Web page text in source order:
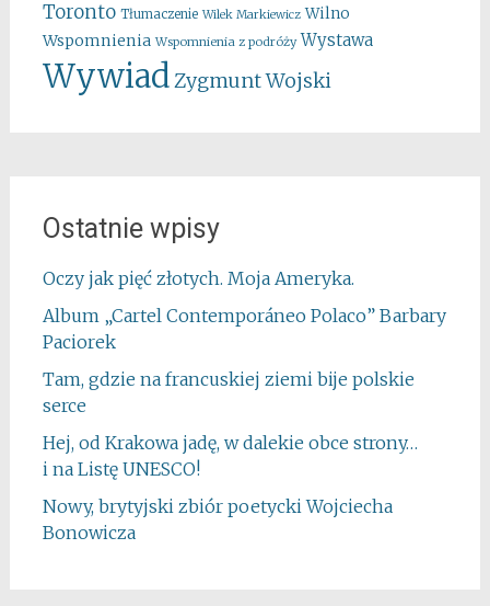
Toronto Tłumaczenie Wilek Markiewicz Wilno
Wspomnienia Wspomnienia z podróży Wystawa
WywiadZygmunt Wojski
Ostatnie wpisy
Oczy jak pięć złotych. Moja Ameryka.
Album „Cartel Contemporáneo Polaco” Barbary
Paciorek
Tam, gdzie na francuskiej ziemi bije polskie
serce
Hej, od Krakowa jadę, w dalekie obce strony…
i na Listę UNESCO!
Nowy, brytyjski zbiór poetycki Wojciecha
Bonowicza